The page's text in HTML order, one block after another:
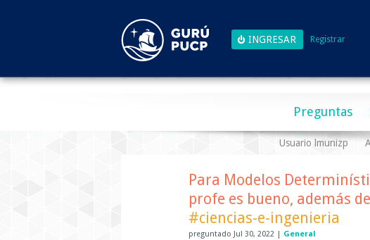
Registrar
Preguntas
Usuario lmunizp
Para Modelos
profe es bueno, además
#ciencias-e-ingenieria
preguntado Jul 30, 2022 General